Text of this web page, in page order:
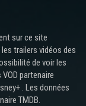
sur ce site
trailers vidéos des
de voir les
partenaire
. Les données
TMDB.